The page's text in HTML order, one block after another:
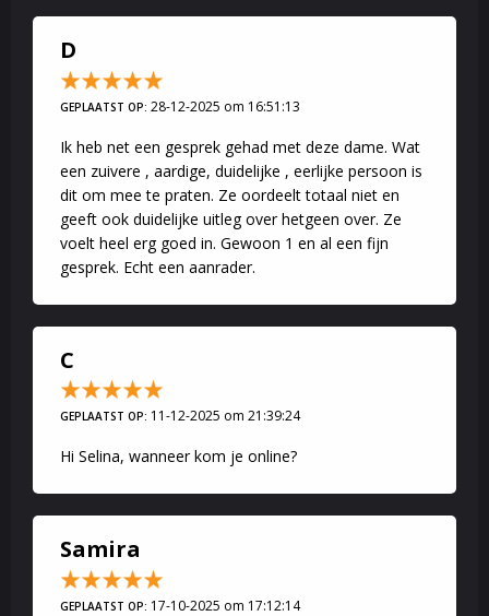
vleugje humor en kan ik weleens direct zijn.
Voel je dat ik degene ben die je hierbij kan helpen? Dan ben ik er
voor je.
Liefs,
D
GEPLAATST OP: 28-12-2025 om 16:51:13
Ik heb net een gesprek gehad met deze dame. Wat
een zuivere , aardige, duidelijke , eerlijke persoon is
dit om mee te praten. Ze oordeelt totaal niet en
geeft ook duidelijke uitleg over hetgeen over. Ze
voelt heel erg goed in. Gewoon 1 en al een fijn
gesprek. Echt een aanrader.
C
GEPLAATST OP: 11-12-2025 om 21:39:24
Hi Selina, wanneer kom je online?
Samira
GEPLAATST OP: 17-10-2025 om 17:12:14